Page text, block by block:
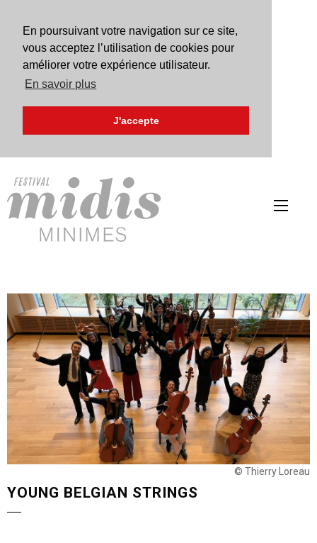
En poursuivant votre navigation sur ce site,
vous acceptez l’utilisation de cookies pour
améliorer votre expérience utilisateur.
En savoir plus
J'accepte
© Thierry Loreau
YOUNG BELGIAN STRINGS